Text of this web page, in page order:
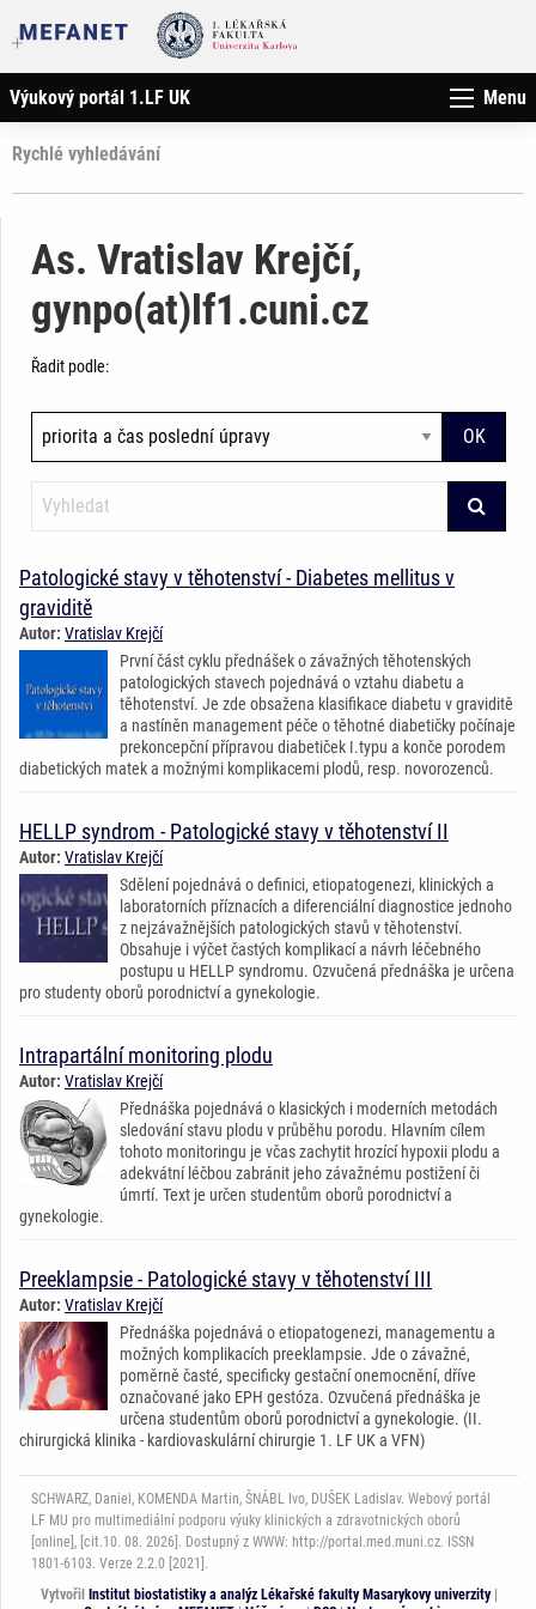
Výukový portál 1.LF UK Menu
Rychlé vyhledávání
As. Vratislav Krejčí,
gynpo(at)lf1.cuni.cz
Řadit podle:
Patologické stavy v těhotenství - Diabetes mellitus v
graviditě
Autor: Vratislav Krejčí
První část cyklu přednášek o závažných těhotenských
patologických stavech pojednává o vztahu diabetu a
těhotenství. Je zde obsažena klasifikace diabetu v graviditě
a nastíněn management péče o těhotné diabetičky počínaje
prekoncepční přípravou diabetiček I.typu a konče porodem
diabetických matek a možnými komplikacemi plodů, resp. novorozenců.
HELLP syndrom - Patologické stavy v těhotenství II
Autor: Vratislav Krejčí
Sdělení pojednává o definici, etiopatogenezi, klinických a
laboratorních příznacích a diferenciální diagnostice jednoho
z nejzávažnějších patologických stavů v těhotenství.
Obsahuje i výčet častých komplikací a návrh léčebného
postupu u HELLP syndromu. Ozvučená přednáška je určena
pro studenty oborů porodnictví a gynekologie.
Intrapartální monitoring plodu
Autor: Vratislav Krejčí
Přednáška pojednává o klasických i moderních metodách
sledování stavu plodu v průběhu porodu. Hlavním cílem
tohoto monitoringu je včas zachytit hrozící hypoxii plodu a
adekvátní léčbou zabránit jeho závažnému postižení či
úmrtí. Text je určen studentům oborů porodnictví a
gynekologie.
Preeklampsie - Patologické stavy v těhotenství III
Autor: Vratislav Krejčí
Přednáška pojednává o etiopatogenezi, managementu a
možných komplikacích preeklampsie. Jde o závažné,
poměrně časté, specificky gestační onemocnění, dříve
označované jako EPH gestóza. Ozvučená přednáška je
určena studentům oborů porodnictví a gynekologie. (II.
chirurgická klinika - kardiovaskulární chirurgie 1. LF UK a VFN)
SCHWARZ, Daniel, KOMENDA Martin, ŠNÁBL Ivo, DUŠEK Ladislav. Webový portál
LF MU pro multimediální podporu výuky klinických a zdravotnických oborů
[online], [cit.10. 08. 2026]. Dostupný z WWW: http://portal.med.muni.cz. ISSN
1801-6103. Verze 2.2.0 [2021].
Vytvořil Institut biostatistiky a analýz Lékařské fakulty Masarykovy univerzity|